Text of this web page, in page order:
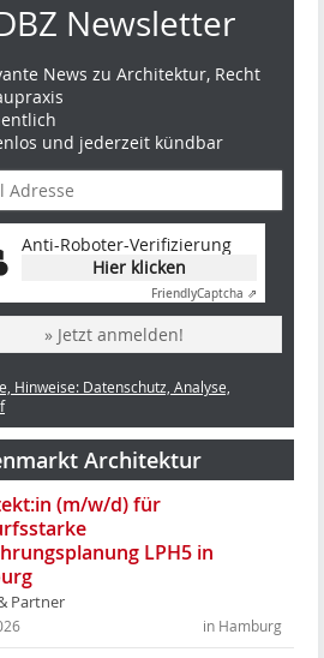
Newsletter
News zu Architektur, Recht
und jederzeit kündbar
Anti-Roboter-Verifizierung
Hier klicken
FriendlyCaptcha ⇗
» Jetzt anmelden!
Hinweise: Datenschutz, Analyse,
Architektur
(m/w/d) für
LPH5 in
Partner
in Hamburg